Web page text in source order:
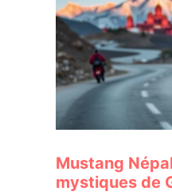
Mustang
mystiques de